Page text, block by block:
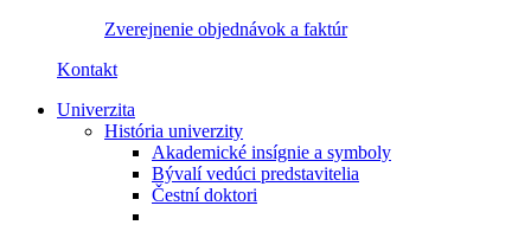
Zverejnenie objednávok a faktúr
Kontakt
Univerzita
História univerzity
Akademické insígnie a symboly
Bývalí vedúci predstavitelia
Čestní doktori